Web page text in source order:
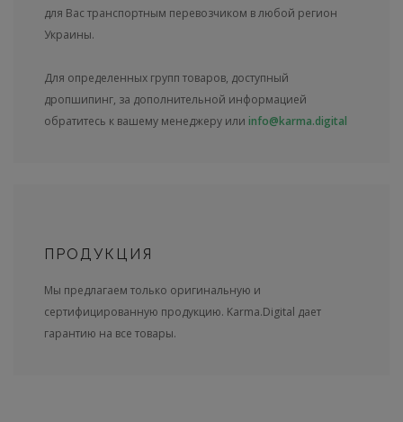
для Вас транспортным перевозчиком в любой регион
Украины.
Для определенных групп товаров, доступный
дропшипинг, за дополнительной информацией
обратитесь к вашему менеджеру или info@karma.digital
ПРОДУКЦИЯ
Мы предлагаем только оригинальную и
сертифицированную продукцию. Karma.Digital дает
гарантию на все товары.